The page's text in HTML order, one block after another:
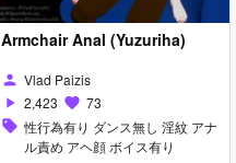
Armchair Anal (Yuzuriha)
person Vlad Paizis
play_arrow 2,423 favorite 73
sell 性行為有り ダンス無し 淫紋 アナ
ル責め アヘ顔 ボイス有り